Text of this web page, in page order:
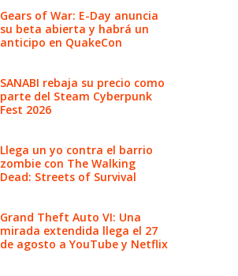
Gears of War: E-Day anuncia
su beta abierta y habrá un
anticipo en QuakeCon
SANABI rebaja su precio como
parte del Steam Cyberpunk
Fest 2026
Llega un yo contra el barrio
zombie con The Walking
Dead: Streets of Survival
Grand Theft Auto VI: Una
mirada extendida llega el 27
de agosto a YouTube y Netflix